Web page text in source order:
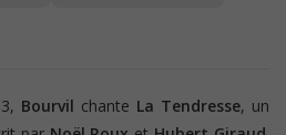
Bourvil chante La Tendresse, un